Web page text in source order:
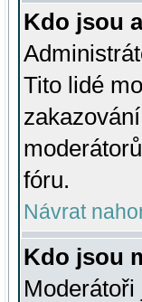
Kdo jsou
Tito lidé
fóru.
Návrat
Kdo jsou